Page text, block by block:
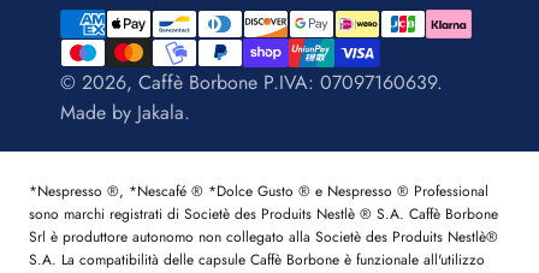
© 2026, Caffè Borbone P.IVA: 07097160639.
Made by Jakala.
*Nespresso ®, *Nescafé ® *Dolce Gusto ® e Nespresso ® Professional
sono marchi registrati di Societè des Produits Nestlè ® S.A. Caffè Borbone
Srl è produttore autonomo non collegato alla Societè des Produits Nestlè®
S.A. La compatibilità delle capsule Caffè Borbone è funzionale all'utilizzo